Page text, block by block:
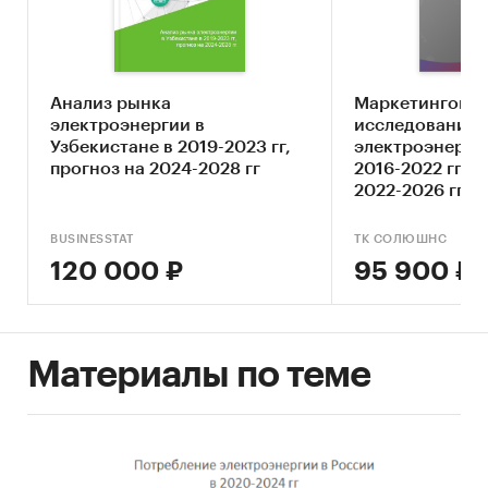
экономической деятельности
Оценка факторов инвестиционной
привлекательности рынка
электроснабжения
Составление прогноза развития рынка до
2030 г.
Обзор российского рынка
электроснабжения
Конкурентный анализ на рынке
электроснабжения в России
Анализ потребления
Прогноз развития рынка
Анализ рынка
электроэнергии в
Узбекистане в 2019-2023 гг,
прогноз на 2024-2028 гг
BUSINESSTAT
120 000 ₽
Маркетинговое
исследование
2016-2022 гг.
2022-2026 гг.
ТК СОЛЮШНС
95 900 ₽
Материалы по теме